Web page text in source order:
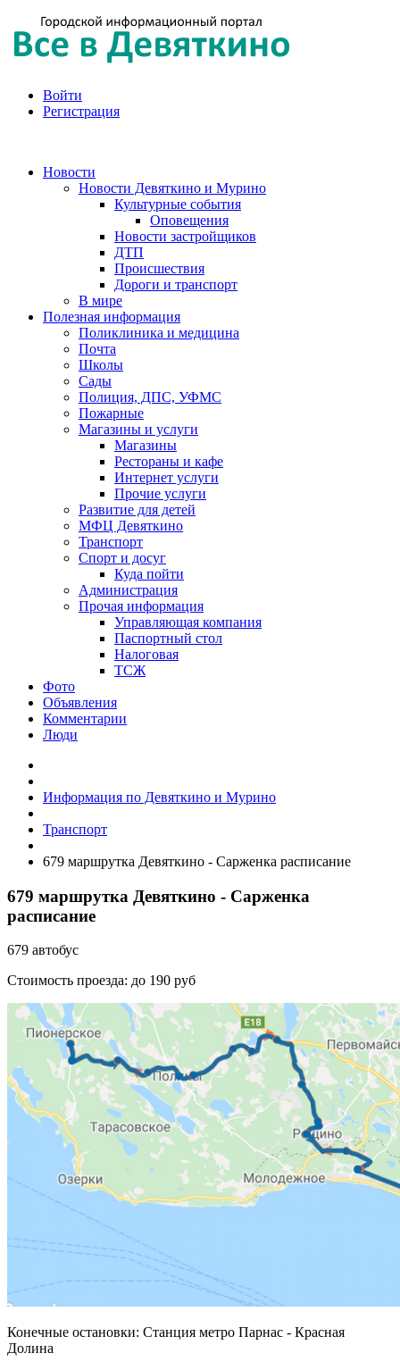
Войти
Регистрация
Новости
Новости Девяткино и Мурино
Культурные события
Оповещения
Новости застройщиков
ДТП
Происшествия
Дороги и транспорт
В мире
Полезная информация
Поликлиника и медицина
Почта
Школы
Сады
Полиция, ДПС, УФМС
Пожарные
Магазины и услуги
Магазины
Рестораны и кафе
Интернет услуги
Прочие услуги
Развитие для детей
МФЦ Девяткино
Транспорт
Спорт и досуг
Куда пойти
Администрация
Прочая информация
Управляющая компания
Паспортный стол
Налоговая
ТСЖ
Фото
Объявления
Комментарии
Люди
Информация по Девяткино и Мурино
Транспорт
679 маршрутка Девяткино - Сарженка расписание
679 маршрутка Девяткино - Сарженка
расписание
679 автобус
Стоимость проезда: до 190 руб
Конечные остановки: Станция метро Парнас - Красная
Долина